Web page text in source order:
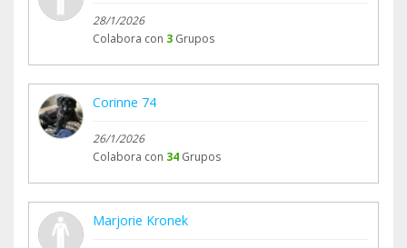
28/1/2026
Colabora con 3 Grupos
Corinne 74
26/1/2026
Colabora con 34 Grupos
Marjorie Kronek